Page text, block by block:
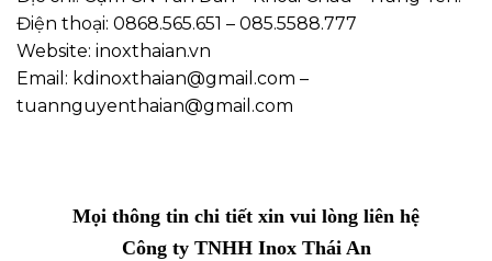
Điện thoại: 0868.565.651 – 085.5588.777
Website: inoxthaian.vn
Email: kdinoxthaian@gmail.com –
tuannguyenthaian@gmail.com
Mọi thông tin chi tiết xin vui lòng liên hệ
Công ty TNHH Inox Thái An